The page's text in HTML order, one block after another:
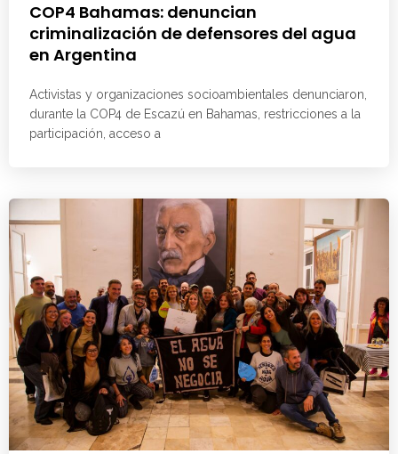
COP4 Bahamas: denuncian
criminalización de defensores del agua
en Argentina
Activistas y organizaciones socioambientales denunciaron,
durante la COP4 de Escazú en Bahamas, restricciones a la
participación, acceso a